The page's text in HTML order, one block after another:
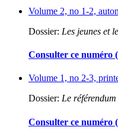
Volume 2, no 1-2,
Dossier: Les jeunes et
Consulter ce numéro
Volume 1, no 2-3,
Dossier: Le
Consulter ce numéro